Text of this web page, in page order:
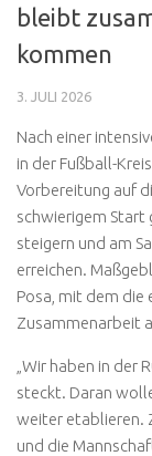
bleibt
kommen
3. JULI 2026
Nach einer
in der Fußball-
Vorbereitung auf
schwierigem Start
steigern und am
erreichen.
Posa, mit dem die
Zusammenarbeit
„Wir haben in der
steckt. Daran
weiter etablieren.
und die